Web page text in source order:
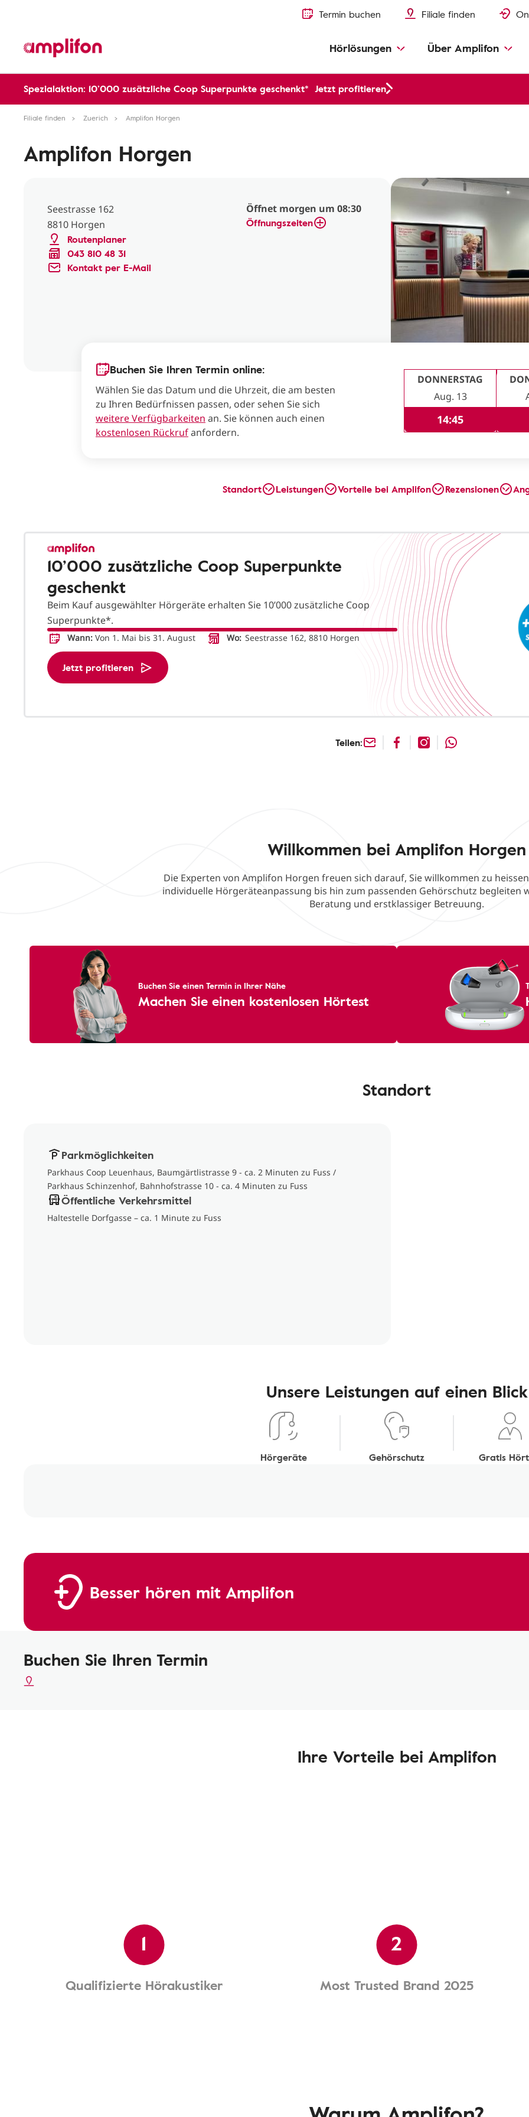
Termin buchen Filiale finden
Hörlösungen Über Amplifon
Spezialaktion: 10’000 zusätzliche Coop Superpunkte geschenkt* Jetzt profitieren
Filiale finden Zuerich Amplifon Horgen
Amplifon Horgen
Seestrasse 162
8810 Horgen
Routenplaner
043 810 48 31
Kontakt per E-Mail
Öffnet morgen um 08:30
Öffnungszeiten
Buchen Sie Ihren Termin online:
Wählen Sie das Datum und die Uhrzeit, die am besten
zu Ihren Bedürfnissen passen, oder sehen Sie sich
weitere Verfügbarkeiten an. Sie können auch einen
kostenlosen Rückrufanfordern.
DONNERSTAG
Aug. 13
14:45
Standort Leistungen Vorteile bei Amplifon Rezensionen
10’000 zusätzliche Coop Superpunkte
geschenkt
Beim Kauf ausgewählter Hörgeräte erhalten Sie 10’000 zusätzliche Coop
Superpunkte*.
Wann: Von 1. Mai bis 31. August Wo: Seestrasse 162, 8810 Horgen
Jetzt profitieren
Teilen:
Willkommen bei Amplifon Horgen
Die Experten von Amplifon Horgen freuen sich darauf, Sie willkommen zu
individuelle Hörgeräteanpassung bis hin zum passenden Gehörschutz begleiten
Beratung und erstklassiger Betreuung.
Buchen Sie einen Termin in Ihrer Nähe
Machen Sie einen kostenlosen Hörtest
Standort
Parkmöglichkeiten
Parkhaus Coop Leuenhaus, Baumgärtlistrasse 9 - ca. 2 Minuten zu Fuss /
Parkhaus Schinzenhof, Bahnhofstrasse 10 - ca. 4 Minuten zu Fuss
Öffentliche Verkehrsmittel
Haltestelle Dorfgasse – ca. 1 Minute zu Fuss
Unsere Leistungen auf einen Blick
Hörgeräte Gehörschutz Gratis
Besser hören mit Amplifon
Buchen Sie Ihren Termin
Ihre Vorteile bei Amplifon
1
Qualifizierte Hörakustiker
2
Most Trusted Brand 2025